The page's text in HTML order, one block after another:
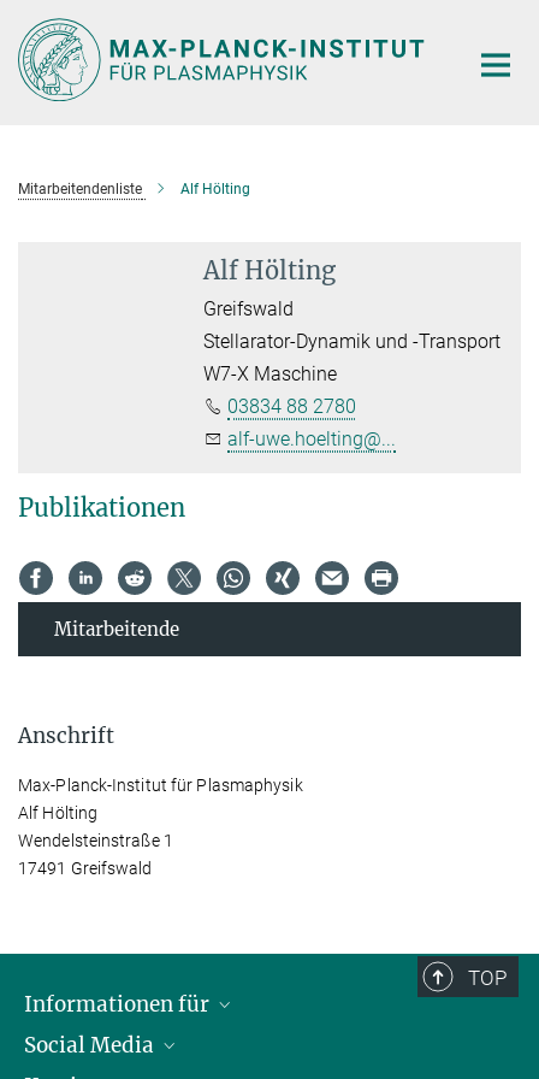
Hauptinhalt
Mitarbeitendenliste Alf Hölting
Alf Hölting
Greifswald
Stellarator-Dynamik und -Transport
W7-X Maschine
03834 88 2780
alf-uwe.hoelting@...
Publikationen
Mitarbeitende
Anschrift
Max-Planck-Institut für Plasmaphysik
Alf Hölting
Wendelsteinstraße 1
17491 Greifswald
TOP
Informationen für
Journalisten
Social Media